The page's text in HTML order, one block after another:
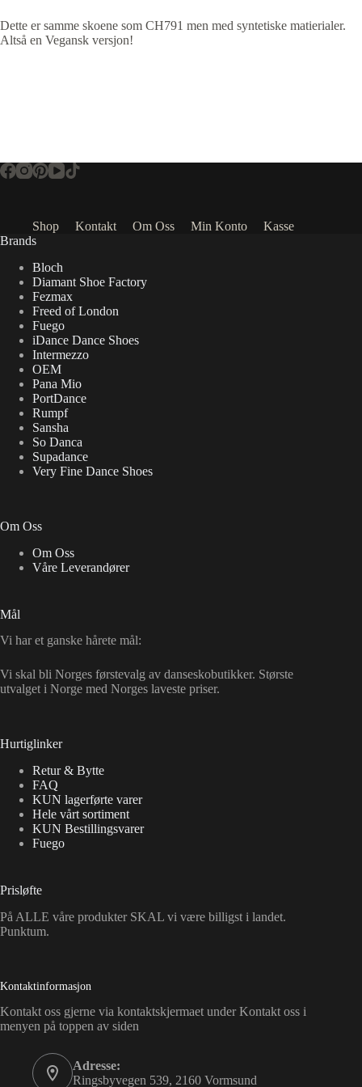
Dette er samme skoene som CH791 men med syntetiske matierialer.
Altså en Vegansk versjon!
Shop Kontakt Om Oss Min Konto
Kasse
Brands
Bloch
Diamant Shoe Factory
Fezmax
Freed of London
Fuego
iDance Dance Shoes
Intermezzo
OEM
Pana Mio
PortDance
Rumpf
Sansha
So Danca
Supadance
Very Fine Dance Shoes
Om Oss
Om Oss
Våre Leverandører
Mål
Vi har et ganske hårete mål:
Vi skal bli Norges førstevalg av danseskobutikker. Største
utvalget i Norge med Norges laveste priser.
Hurtiglinker
Retur & Bytte
FAQ
KUN lagerførte varer
Hele vårt sortiment
KUN Bestillingsvarer
Fuego
Prisløfte
På ALLE våre produkter SKAL vi være billigst i landet.
Punktum.
Kontaktinformasjon
Kontakt oss gjerne via kontaktskjermaet under Kontakt oss i
menyen på toppen av siden
Adresse:
Ringsbyvegen 539, 2160 Vormsund